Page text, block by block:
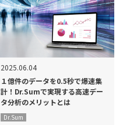
2025.06.04
１億件のデータを0.5秒で爆速集
計！Dr.Sumで実現する高速デー
タ分析のメリットとは
Dr.Sum